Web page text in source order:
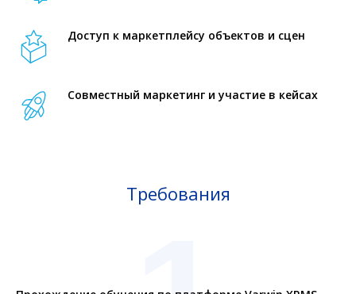
Доступ к маркетплейсу объектов и сцен
Совместный маркетинг и участие в кейсах
Требования